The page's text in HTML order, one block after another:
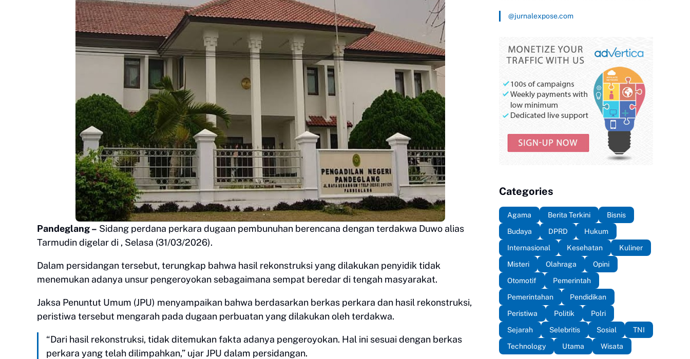
Pandeglang – Sidang perdana perkara dugaan pembunuhan berencana dengan terdakwa Duwo alias
Tarmudin digelar di , Selasa (31/03/2026).
Dalam persidangan tersebut, terungkap bahwa hasil rekonstruksi yang dilakukan penyidik tidak
menemukan adanya unsur pengeroyokan sebagaimana sempat beredar di tengah masyarakat.
Jaksa Penuntut Umum (JPU) menyampaikan bahwa berdasarkan berkas perkara dan hasil rekonstruksi,
peristiwa tersebut mengarah pada dugaan perbuatan yang dilakukan oleh terdakwa.
“Dari hasil rekonstruksi, tidak ditemukan fakta adanya pengeroyokan. Hal ini sesuai dengan berkas
perkara yang telah dilimpahkan,” ujar JPU dalam persidangan.
@jurnalexpose.com
Categories
Agama Berita Terkini
Bisnis
Budaya
DPRD
Hukum
Internasional
Kesehatan
Kuliner
Misteri
Olahraga
Opini
Otomotif
Pemerintah
Pemerintahan
Pendidikan
Peristiwa
Politik
Polri
Sejarah
Selebritis Sosial
TNI
Technology
Utama Wisata